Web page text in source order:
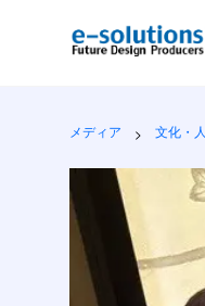
メディア 文化・人